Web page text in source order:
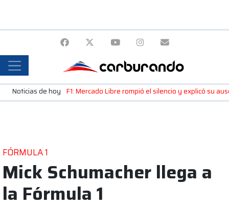
Noticias de hoy F1: Mercado Libre rompió el silencio y explicó su
FÓRMULA 1
Mick Schumacher llega a
la Fórmula 1